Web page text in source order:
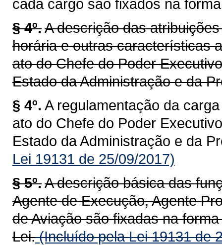
cada cargo são fixados na
§ 4º.A descrição das
horária e outras características
ato do Chefe do Poder
Estado da Administração e da
§ 4º. A regulamentação da
ato do Chefe do Poder
Estado da Administração e da
Lei 19131 de 25/09/2017)
§ 5º.A descrição básica das
Agente de Execução, Agente
de Aviação são fixadas na
Lei.(Incluído pela Lei 19131 de